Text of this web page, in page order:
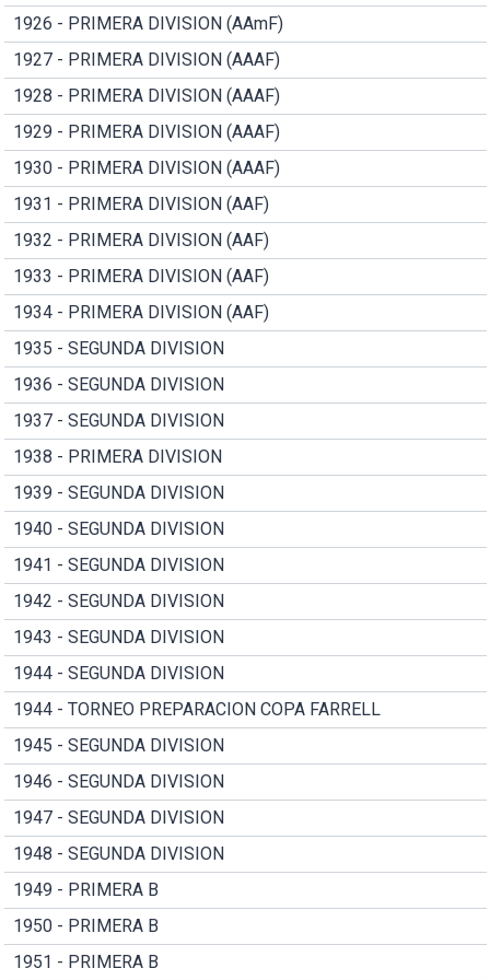
1926 - PRIMERA DIVISION (AAmF)
1927 - PRIMERA DIVISION (AAAF)
1928 - PRIMERA DIVISION (AAAF)
1929 - PRIMERA DIVISION (AAAF)
1930 - PRIMERA DIVISION (AAAF)
1931 - PRIMERA DIVISION (AAF)
1932 - PRIMERA DIVISION (AAF)
1933 - PRIMERA DIVISION (AAF)
1934 - PRIMERA DIVISION (AAF)
1935 - SEGUNDA DIVISION
1936 - SEGUNDA DIVISION
1937 - SEGUNDA DIVISION
1938 - PRIMERA DIVISION
1939 - SEGUNDA DIVISION
1940 - SEGUNDA DIVISION
1941 - SEGUNDA DIVISION
1942 - SEGUNDA DIVISION
1943 - SEGUNDA DIVISION
1944 - SEGUNDA DIVISION
1944 - TORNEO PREPARACION COPA FARRELL
1945 - SEGUNDA DIVISION
1946 - SEGUNDA DIVISION
1947 - SEGUNDA DIVISION
1948 - SEGUNDA DIVISION
1949 - PRIMERA B
1950 - PRIMERA B
1951 - PRIMERA B